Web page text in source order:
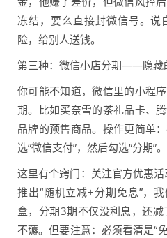
冻结，要么直接封微信号。
险，给别人送钱。
第三种：微信小店分期——隐藏
你可能不知道，微信里的小程
期。比如买奈雪的茶礼品卡、
品牌的预售商品。操作更简单
选“微信支付”，然后勾选“分期”。
这里有个窍门：关注官方优惠
推出“随机立减+分期免息”，
盒，分期3期不仅没利息，还
不薅。但要注意：必须看清是“